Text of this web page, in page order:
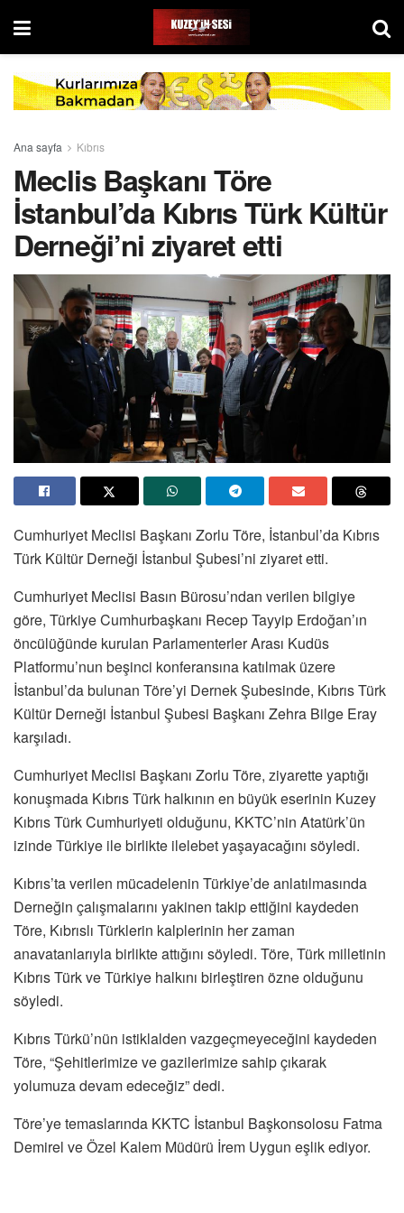
Ana sayfa Kıbrıs
Meclis Başkanı Töre
İstanbul’da Kıbrıs Türk Kültür
Derneği’ni ziyaret etti
Cumhuriyet Meclisi Başkanı Zorlu Töre, İstanbul’da Kıbrıs
Türk Kültür Derneği İstanbul Şubesi’ni ziyaret etti.
Cumhuriyet Meclisi Basın Bürosu’ndan verilen bilgiye
göre, Türkiye Cumhurbaşkanı Recep Tayyip Erdoğan’ın
öncülüğünde kurulan Parlamenterler Arası Kudüs
Platformu’nun beşinci konferansına katılmak üzere
İstanbul’da bulunan Töre’yi Dernek Şubesinde, Kıbrıs Türk
Kültür Derneği İstanbul Şubesi Başkanı Zehra Bilge Eray
karşıladı.
Cumhuriyet Meclisi Başkanı Zorlu Töre, ziyarette yaptığı
konuşmada Kıbrıs Türk halkının en büyük eserinin Kuzey
Kıbrıs Türk Cumhuriyeti olduğunu, KKTC’nin Atatürk’ün
izinde Türkiye ile birlikte ilelebet yaşayacağını söyledi.
Kıbrıs’ta verilen mücadelenin Türkiye’de anlatılmasında
Derneğin çalışmalarını yakinen takip ettiğini kaydeden
Töre, Kıbrıslı Türklerin kalplerinin her zaman
anavatanlarıyla birlikte attığını söyledi. Töre, Türk milletinin
Kıbrıs Türk ve Türkiye halkını birleştiren özne olduğunu
söyledi.
Kıbrıs Türkü’nün istiklalden vazgeçmeyeceğini kaydeden
Töre, “Şehitlerimize ve gazilerimize sahip çıkarak
yolumuza devam edeceğiz” dedi.
Töre’ye temaslarında KKTC İstanbul Başkonsolosu Fatma
Demirel ve Özel Kalem Müdürü İrem Uygun eşlik ediyor.